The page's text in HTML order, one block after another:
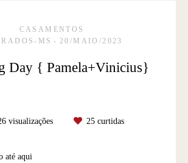
CASAMENTOS
MS
20/MAIO/2023
Day { Pamela+Vinicius}
visualizações 25 curtidas
até aqui